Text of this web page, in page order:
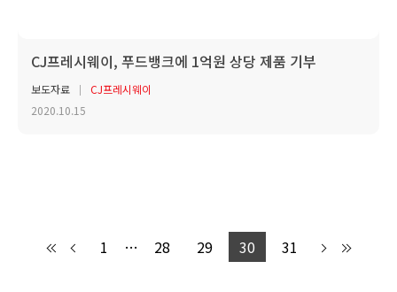
CJ프레시웨이, 푸드뱅크에 1억원 상당 제품 기부
보도자료
CJ프레시웨이
2020.10.15
1 … 28 29 30 31